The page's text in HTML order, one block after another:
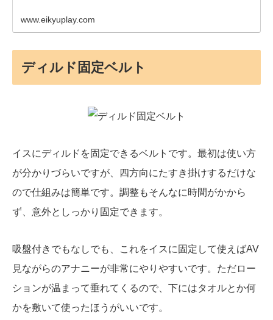
www.eikyuplay.com
ディルド固定ベルト
イスにディルドを固定できるベルトです。最初は使い方
が分かりづらいですが、四方向にたすき掛けするだけな
ので仕組みは簡単です。調整もそんなに時間がかから
ず、意外としっかり固定できます。
吸盤付きでもなしでも、これをイスに固定して使えばAV
見ながらのアナニーが非常にやりやすいです。ただロー
ションが温まって垂れてくるので、下にはタオルとか何
かを敷いて使ったほうがいいです。